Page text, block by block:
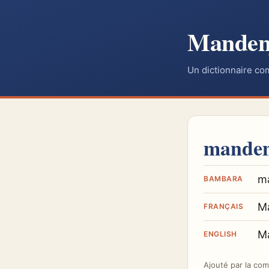
Un dictionnaire
BAMBARA
FRANÇAIS
ENGLISH
Ajouté par la